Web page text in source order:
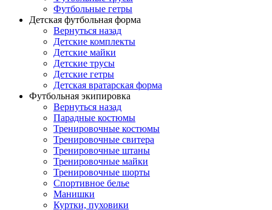
Футбольные гетры
Детская футбольная форма
Вернуться назад
Детские комплекты
Детские майки
Детские трусы
Детские гетры
Детская вратарская форма
Футбольная экипировка
Вернуться назад
Парадные костюмы
Тренировочные костюмы
Тренировочные свитера
Тренировочные штаны
Тренировочные майки
Тренировочные шорты
Спортивное белье
Манишки
Куртки, пуховики